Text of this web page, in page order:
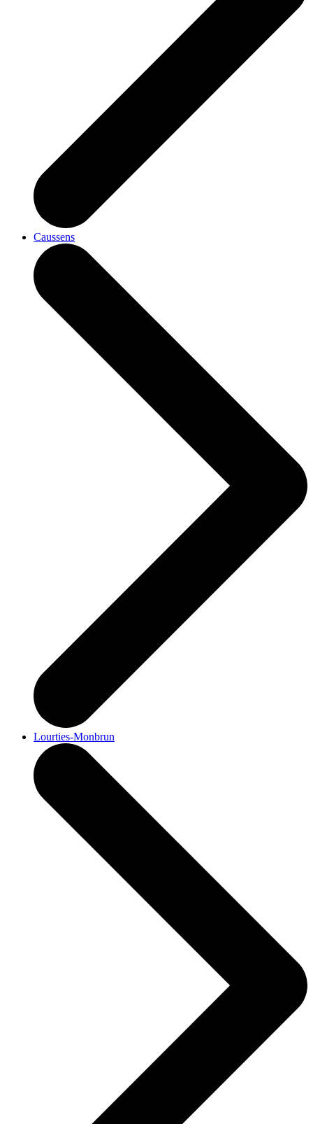
Caussens
Lourties-Monbrun